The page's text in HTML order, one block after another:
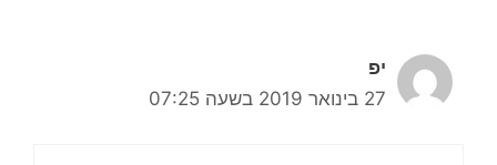
יפ
27 בינואר 2019 בשעה 07:25